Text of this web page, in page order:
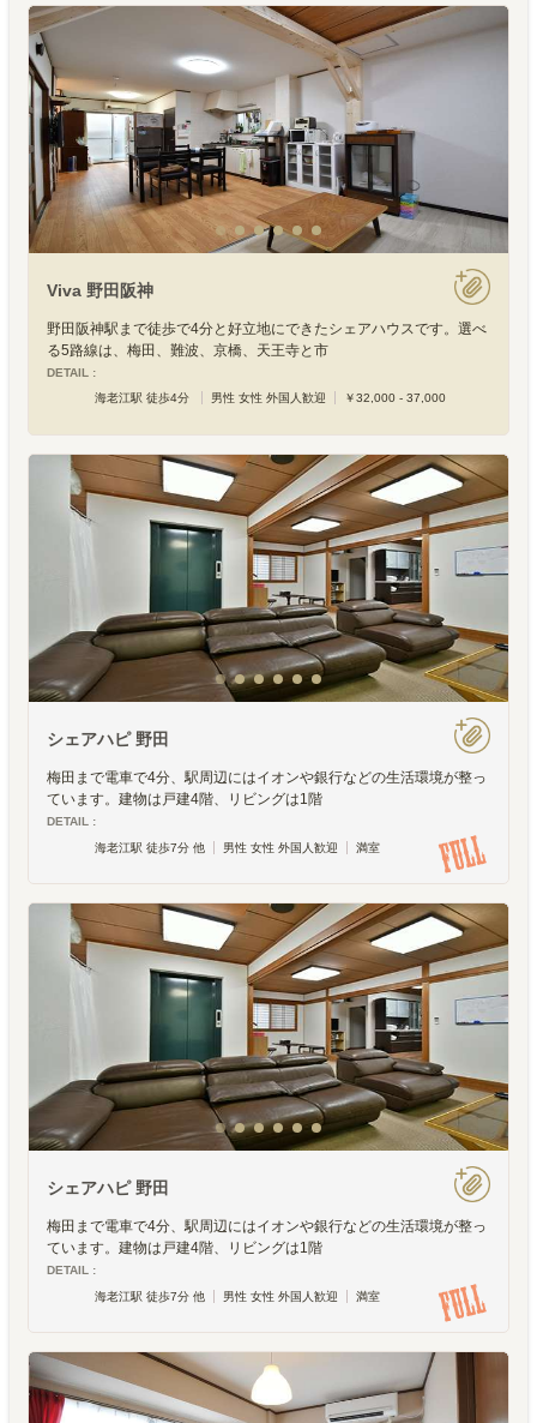
Viva 野田阪神
野田阪神駅まで徒歩で4分と好立地にできたシェアハウスです。選べ
る5路線は、梅田、難波、京橋、天王寺と市
DETAIL :
海老江駅 徒歩4分
男性 女性 外国人歓迎 ￥32,000 - 37,000
シェアハピ 野田
梅田まで電車で4分、駅周辺にはイオンや銀行などの生活環境が整っ
ています。建物は戸建4階、リビングは1階
DETAIL :
海老江駅 徒歩7分 他
男性 女性 外国人歓迎 満室
シェアハピ 野田
梅田まで電車で4分、駅周辺にはイオンや銀行などの生活環境が整っ
ています。建物は戸建4階、リビングは1階
DETAIL :
海老江駅 徒歩7分 他
男性 女性 外国人歓迎 満室